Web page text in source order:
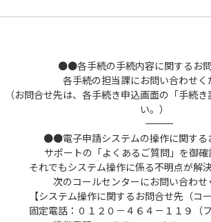
●●各手続の手続内容に関するお
各手続の担当課にお問い合わせく
（お問合せ先は、各手続き申込画面の「手続
い。）
――――――――――――――――――――――――――――――――――――――――――――――――――
●●電子申請システムの操作に関す
サポートの「よくあるご質問」を御確
それでもシステム操作に係る不明点が解
次のコールセンターにお問い合わせ
【システム操作に関するお問合せ先（コ
固定電話：０１２０－４６４－１１９（